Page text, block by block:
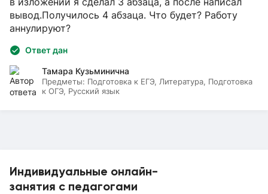
Индивидуальные онлайн-
занятия с педагогами
вывод.Получилось 4 абзаца. Что будет? Работу
аннулируют?
Ответ дан
Тамара Кузьминична
Предметы: Подготовка к ЕГЭ, Литература, Подготовка
к ОГЭ, Русский язык